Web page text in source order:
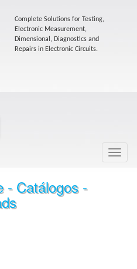
Complete Solutions for Testing,
Electronic Measurement,
Dimensional, Diagnostics and
Repairs in Electronic Circuits.
- Catálogos -